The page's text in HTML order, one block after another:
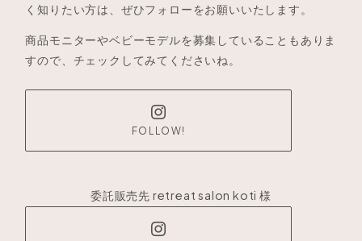
く知りたい方は、ぜひフォローをお願いいたします。
商品モニターやベビーモデルを募集していることもありま
すので、チェックしてみてくださいね。
FOLLOW!
委託販売先 retreat salon koti 様